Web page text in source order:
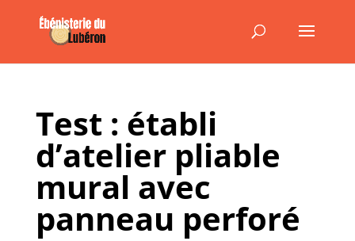
Test : établi
d’atelier pliable
mural avec
panneau perforé